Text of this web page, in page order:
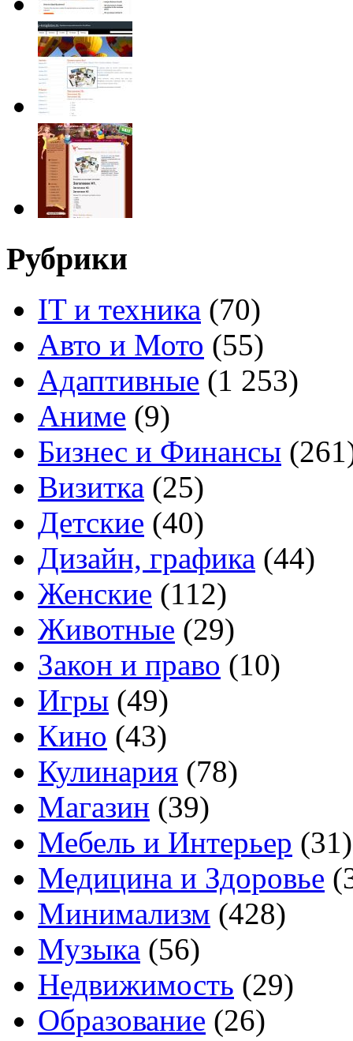
Рубрики
IT и техника (70)
Авто и Мото (55)
Адаптивные (1 253)
Аниме (9)
Бизнес и Финансы
Визитка (25)
Детские (40)
Дизайн, графика (44)
Женские (112)
Животные (29)
Закон и право (10)
Игры (49)
Кино (43)
Кулинария (78)
Магазин (39)
Мебель и Интерьер (31)
Медицина и Здоровье
Минимализм (428)
Музыка (56)
Недвижимость (29)
Образование (26)